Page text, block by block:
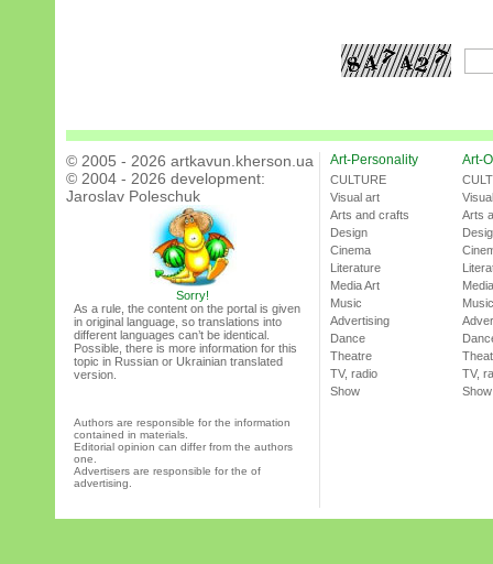
© 2005 - 2026 artkavun.kherson.ua
© 2004 - 2026 development:
Jaroslav Poleschuk
Sorry!
As a rule, the content on the portal is given
in original language, so translations into
different languages can’t be identical.
Possible, there is more information for this
topic in Russian or Ukrainian translated
version.
Authors are responsible for the information
contained in materials.
Editorial opinion can differ from the authors
one.
Advertisers are responsible for the of
advertising.
Art-Personality
CULTURE
Visual art
Arts and crafts
Design
Cinema
Literature
Media Art
Music
Advertising
Dance
Theatre
TV, radio
Show
Art-
Arts
Music
TV,
Show